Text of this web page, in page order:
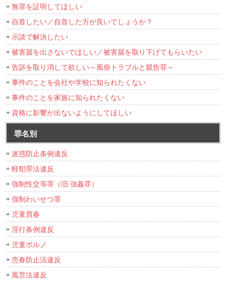
無罪を証明してほしい
自首したい／自首した方が良いでしょうか？
示談で解決したい
被害届を出さないでほしい／被害届を取り下げてもらいたい
告訴を取り消して欲しい～風俗トラブルと親告罪～
事件のことを会社や学校に知られたくない
事件のことを家族に知られたくない
資格に影響が出ないようにしてほしい
罪名別
迷惑防止条例違反
軽犯罪法違反
強制性交等罪（旧 強姦罪）
強制わいせつ罪
児童買春
淫行条例違反
児童ポルノ
売春防止法違反
風営法違反